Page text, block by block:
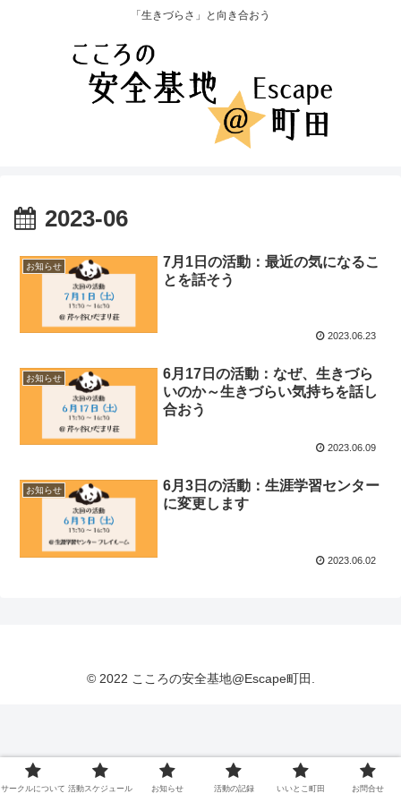
「生きづらさ」と向き合おう
2023-06
お知らせ
7月1日の活動：最近の気になるこ
とを話そう
2023.06.23
お知らせ
6月17日の活動：なぜ、生きづら
いのか～生きづらい気持ちを話し
合おう
2023.06.09
お知らせ
6月3日の活動：生涯学習センター
に変更します
2023.06.02
© 2022 こころの安全基地@Escape町田.
サークルについて 活動スケジュール お知らせ 活動の記録 いいとこ町田 お問合せ